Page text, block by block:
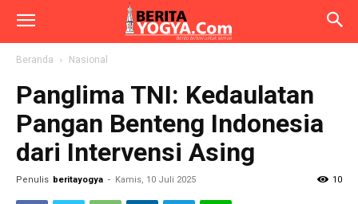
Beranda Nasional
Panglima TNI: Kedaulatan
Pangan Benteng Indonesia
dari Intervensi Asing
Penulis beritayogya - Kamis, 10 Juli 2025 10